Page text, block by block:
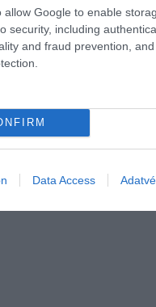
allow Google to enable
security, including
and fraud prevention,
Data Access
az érző tengeri
közben!
és a növények